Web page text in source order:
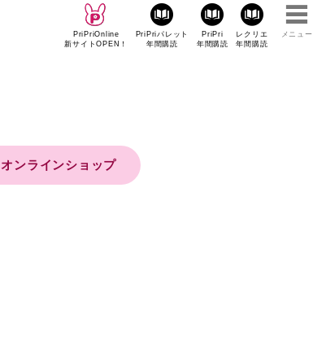
PriPriOnline
新サイトOPEN！
PriPriパレット
年間購読
PriPri
年間購読
レクリエ
年間購読
メニュー
オンラインショップ